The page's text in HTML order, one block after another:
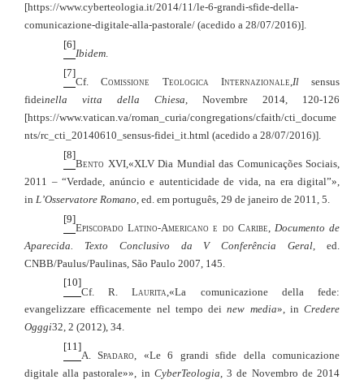
[https://www.cyberteologia.it/2014/11/le-6-grandi-sfide-della-
comunicazione-digitale-alla-pastorale/ (acedido a 28/07/2016)].
[6]
Ibidem
[7]
Cf.Comissione Teologica Internazionale Il sensus
fideinella vitta della Chiesa , Novembre 2014, 120-126
[https://www.vatican.va/roman_curia/congregations/cfaith/cti_docume
nts/rc_cti_20140610_sensus-fidei_it.html (acedido a 28/07/2016)]
[8]
Bento XVI, «XLV Dia Mundial das Comunicações Sociais,
2011 – “Verdade, anúncio e autenticidade de vida, na era digital”»,
in L’Osservatore Romano , ed. em português, 29 de janeiro de 2011, 5.
[9]
Episcopado Latino-Americano e do Caribe, Documento de
Aparecida. Texto Conclusivo da V Conferência Geral , ed.
CNBB/Paulus/Paulinas, São Paulo 2007, 145.
[10]
Cf. R.Laurita ,«La comunicazione della fede:
evangelizzare efficacemente nel tempo deinew media», in Credere
Ogggi32, 2 (2012), 34.
[11]
A.Spadaro, «Le 6 grandi sfide della comunicazione
digitale alla pastorale»», in CyberTeologia, 3 de Novembro de 2014